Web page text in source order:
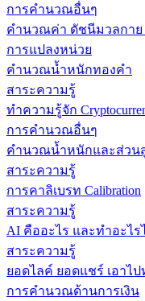
การคำนวณอื่นๆ
คำนวณค่า ดัชนีมวลกาย
การแปลงหน่วย
คำนวณน้ำหนักทองคำ
สาระความรู้
ทำความรู้จัก
การคำนวณอื่นๆ
คำนวณน้ำหนักและส่วน
สาระความรู้
การคาลิเบรท Calibration
สาระความรู้
AI คืออะไร และทำอะไร
สาระความรู้
ยอดไลค์ ยอดแชร์ เอาไป
การคำนวณด้านการเงิน